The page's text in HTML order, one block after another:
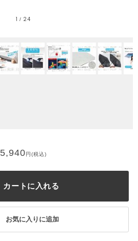
1 / 24
5,940円(税込)
カートに入れる
お気に入りに追加